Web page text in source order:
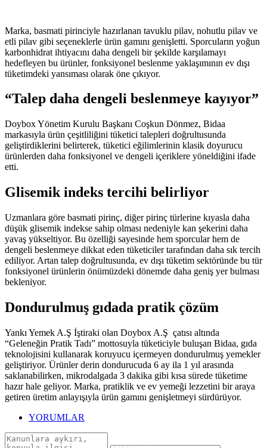
Marka, basmati pirinciyle hazırlanan tavuklu pilav, nohutlu pilav ve
etli pilav gibi seçeneklerle ürün gamını genişletti. Sporcuların yoğun
karbonhidrat ihtiyacını daha dengeli bir şekilde karşılamayı
hedefleyen bu ürünler, fonksiyonel beslenme yaklaşımının ev dışı
tüketimdeki yansıması olarak öne çıkıyor.
“Talep daha dengeli beslenmeye kayıyor”
Doybox Yönetim Kurulu Başkanı Coşkun Dönmez, Bidaa
markasıyla ürün çeşitliliğini tüketici talepleri doğrultusunda
geliştirdiklerini belirterek, tüketici eğilimlerinin klasik doyurucu
ürünlerden daha fonksiyonel ve dengeli içeriklere yöneldiğini ifade
etti.
Glisemik indeks tercihi belirliyor
Uzmanlara göre basmati pirinç, diğer pirinç türlerine kıyasla daha
düşük glisemik indekse sahip olması nedeniyle kan şekerini daha
yavaş yükseltiyor. Bu özelliği sayesinde hem sporcular hem de
dengeli beslenmeye dikkat eden tüketiciler tarafından daha sık tercih
ediliyor. Artan talep doğrultusunda, ev dışı tüketim sektöründe bu tür
fonksiyonel ürünlerin önümüzdeki dönemde daha geniş yer bulması
bekleniyor.
Dondurulmuş gıdada pratik çözüm
Yankı Yemek A.Ş İştiraki olan Doybox A.Ş çatısı altında
“Geleneğin Pratik Tadı” mottosuyla tüketiciyle buluşan Bidaa, gıda
teknolojisini kullanarak koruyucu içermeyen dondurulmuş yemekler
geliştiriyor. Ürünler derin dondurucuda 6 ay ila 1 yıl arasında
saklanabilirken, mikrodalgada 3 dakika gibi kısa sürede tüketime
hazır hale geliyor. Marka, pratiklik ve ev yemeği lezzetini bir araya
getiren üretim anlayışıyla ürün gamını genişletmeyi sürdürüyor.
YORUMLAR